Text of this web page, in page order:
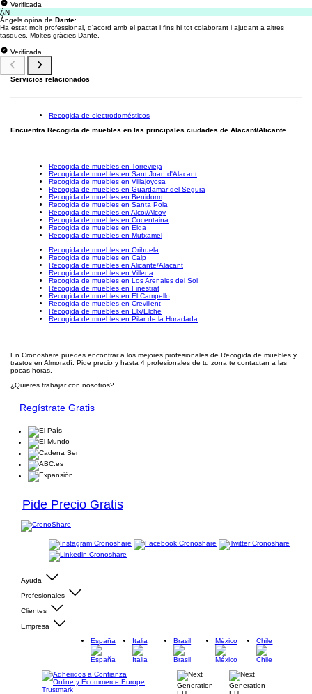
Verificada
ÀN
Àngels opina de Dante:
Ha estat molt professional, d'acord amb el pactat i fins hi tot colaborant i ajudant a altres
tasques. Moltes gràcies Dante.
Verificada
Servicios relacionados
Recogida de electrodomésticos
Encuentra Recogida de muebles en las principales ciudades de Alacant/Alicante
Recogida de muebles en Torrevieja
Recogida de muebles en Sant Joan d'Alacant
Recogida de muebles en Villajoyosa
Recogida de muebles en Guardamar del Segura
Recogida de muebles en Benidorm
Recogida de muebles en Santa Pola
Recogida de muebles en Alcoi/Alcoy
Recogida de muebles en Cocentaina
Recogida de muebles en Elda
Recogida de muebles en Mutxamel
Recogida de muebles en Orihuela
Recogida de muebles en Calp
Recogida de muebles en Alicante/Alacant
Recogida de muebles en Villena
Recogida de muebles en Los Arenales del Sol
Recogida de muebles en Finestrat
Recogida de muebles en El Campello
Recogida de muebles en Crevillent
Recogida de muebles en Elx/Elche
Recogida de muebles en Pilar de la Horadada
En Cronoshare puedes encontrar a los mejores profesionales de Recogida de muebles y
trastos en Almoradí. Pide precio y hasta 4 profesionales de tu zona te contactan a las
pocas horas.
¿Quieres trabajar con nosotros?
Regístrate Gratis
Pide Precio Gratis
Ayuda
Profesionales
Clientes
Empresa
España
Italia Brasil México Chile